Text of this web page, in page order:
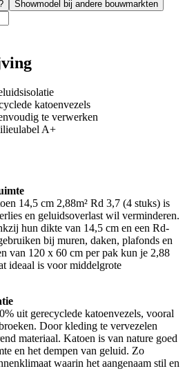
Showmodel bij andere bouwmarkten
katoenvezels
te verwerken
A+
14,5 cm 2,88m² Rd 3,7 (4 stuks) is
en geluidsoverlast wil verminderen.
hun dikte van 14,5 cm en een Rd-
bij muren, daken, plafonds en
van 120 x 60 cm per pak kun je 2,88
ideaal is voor middelgrote
uit gerecyclede katoenvezels, vooral
Door kleding te vervezelen
materiaal. Katoen is van nature goed
en het dempen van geluid. Zo
waarin het aangenaam stil en